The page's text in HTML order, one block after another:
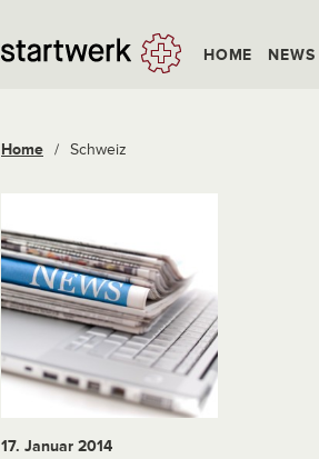
HOME NEWS
Home / Schweiz
17. Januar 2014